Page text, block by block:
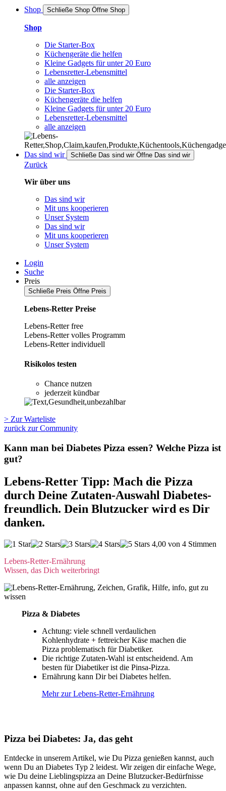
Shop Schließe Shop Öffne Shop
Shop
Die Starter-Box
Küchengeräte die helfen
Kleine Gadgets für unter 20 Euro
Lebensretter-Lebensmittel
alle anzeigen
Die Starter-Box
Küchengeräte die helfen
Kleine Gadgets für unter 20 Euro
Lebensretter-Lebensmittel
alle anzeigen
Das sind wir Schließe Das sind wir Öffne Das sind wir
Zurück
Wir über uns
Das sind wir
Mit uns kooperieren
Unser System
Das sind wir
Mit uns kooperieren
Unser System
Login
Suche
Preis
Schließe Preis Öffne Preis
Lebens-Retter Preise
Lebens-Retter free
Lebens-Retter volles Programm
Lebens-Retter individuell
Risikolos testen
Chance nutzen
jederzeit kündbar
> Zur Warteliste
zurück zur Community
Kann man bei Diabetes Pizza essen? Welche Pizza ist
gut?
Lebens-Retter Tipp: Mach die Pizza
durch Deine Zutaten-Auswahl Diabetes-
freundlich. Dein Blutzucker wird es Dir
danken.
4,00 von 4 Stimmen
Lebens-Retter-Ernährung
Wissen, das Dich weiterbringt
Pizza & Diabetes
Achtung: viele schnell verdaulichen
Kohlenhydrate + fettreicher Käse machen die
Pizza problematisch für Diabetiker.
Die richtige Zutaten-Wahl ist entscheidend. Am
besten für Diabetiker ist die Pinsa-Pizza.
Ernährung kann Dir bei Diabetes helfen.
Mehr zur Lebens-Retter-Ernährung
Pizza bei Diabetes: Ja, das geht
Entdecke in unserem Artikel, wie Du Pizza genießen kannst, auch
wenn Du an Diabetes Typ 2 leidest. Wir zeigen dir einfache Wege,
wie Du deine Lieblingspizza an Deine Blutzucker-Bedürfnisse
anpassen kannst, ohne auf den Geschmack zu verzichten.